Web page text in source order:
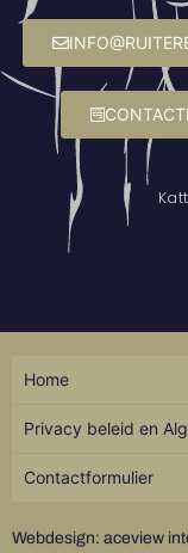
Webdesign: aceview
Home
Privacy beleid en
Contactformulier